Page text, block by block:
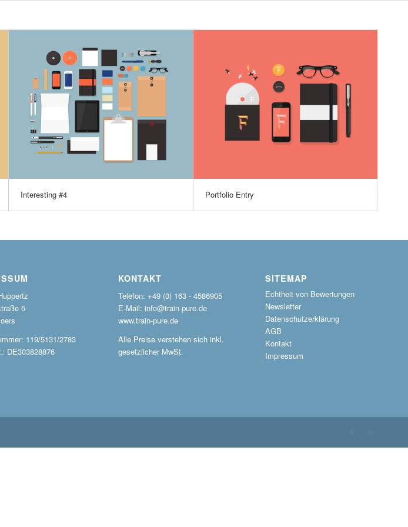
Interesting #4 Portfolio Entry
5
119/5131/2783
DE303828876
KONTAKT
Telefon: +49 (0) 163 - 4586905
E-Mail: info@train-pure.de
www.train-pure.de
Alle Preise verstehen sich inkl.
gesetzlicher MwSt.
SITEMAP
Echtheit von Bewertungen
Newsletter
Datenschutzerklärung
AGB
Kontakt
Impressum